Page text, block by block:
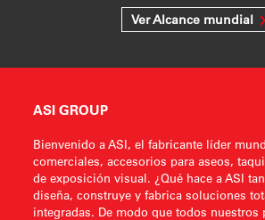
Ver Alcance mundial
ASI GROUP
Bienvenido a ASI, el fabricante líder
comerciales, accesorios para aseos,
de exposición visual. ¿Qué hace a ASI
diseña, construye y fabrica soluciones
integradas. De modo que todos nuestros